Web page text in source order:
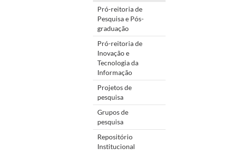
Pró-reitoria de
Pesquisa e Pós-
graduação
Pró-reitoria de
Inovação e
Tecnologia da
Informação
Projetos de
pesquisa
Grupos de
pesquisa
Repositório
Institucional